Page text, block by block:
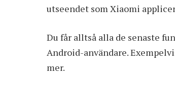
utseendet som Xiaomi
Du får alltså alla de senaste
Android-användare.
mer.